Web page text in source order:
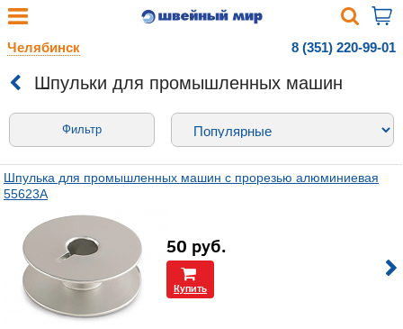
Челябинск 8 (351) 220-99-01
Шпульки для промышленных машин
Фильтр
Шпулька для промышленных машин с прорезью алюминиевая
55623A
50 руб.
Купить